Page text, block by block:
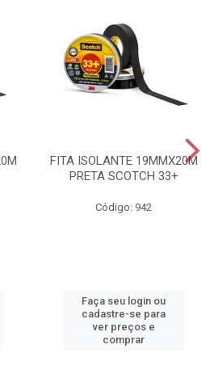
FITA ISOLANTE 19MMX20M
PRETA SCOTCH 33+
Código: 942
Faça seu login ou
cadastre-se para
ver preços e
comprar